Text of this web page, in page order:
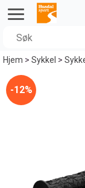
Hjem>Sykkel >
12%